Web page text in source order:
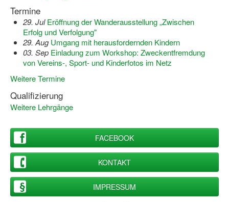
Wassergymnastik / Aqua-Step
Reha-Sportangebote in NRW suchen
Sportjugend
Wir über uns "Leitbild"
Vorstand Sportjugend
Vereinsentwicklung – Zeig dein Profil
Ferienfreizeiten
Sporthelferforum
Kinder- und Jugendqualifizierung
Kinderschutz im Sport
Termine
29. Jul Eröffnung der Wanderausstellung „Zwischen
Erfolg und Verfolgung"
29. Aug Umgang mit herausfordernden Kindern
03. Sep Einladung zum Workshop: Zweckentfremdung
von Vereins-, Sport- und Kinderfotos im Netz
Weitere Termine
Qualifizierung
Weitere Lehrgänge
FACEBOOK
KONTAKT
IMPRESSUM